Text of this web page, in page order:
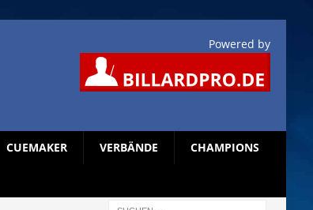
Powered by
CUEMAKER VERBÄNDE CHAMPIONS